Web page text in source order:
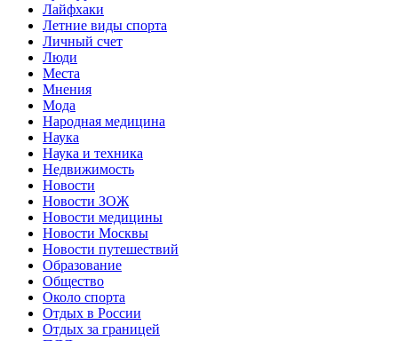
Лайфхаки
Летние виды спорта
Личный счет
Люди
Места
Мнения
Мода
Народная медицина
Наука
Наука и техника
Недвижимость
Новости
Новости ЗОЖ
Новости медицины
Новости Москвы
Новости путешествий
Образование
Общество
Около спорта
Отдых в России
Отдых за границей